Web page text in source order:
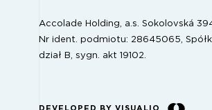
Accolade Holding, a.s. Sokolovská
Nr ident. podmiotu: 28645065,
dział B, sygn. akt 19102.
DEVELOPED BY VISUALIO